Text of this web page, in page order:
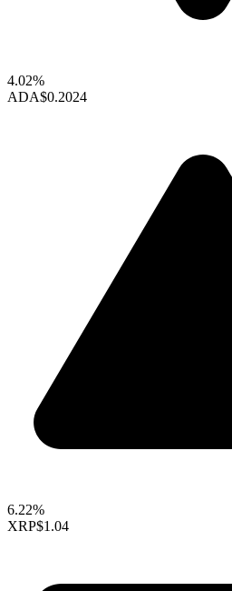
4.02%
ADA$0.2024
6.22%
XRP$1.04